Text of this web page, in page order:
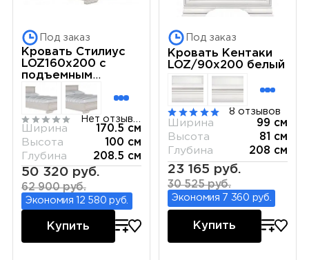
Под заказ
Кровать Стилиус
LOZ160х200 с
подъемным
механизмом
(Лиственница
сибирская)
Ширина
170.5 см
Высота
100 см
Глубина
208.5 см
50 320 руб.
62 900 руб.
Экономия 12 580 руб.
Купить
Под заказ
Кровать Кентаки
LOZ/90x200 белый
8 отзывов
Ширина
99 см
Высота
81 см
Глубина
208 см
23 165 руб.
30 525 руб.
Экономия 7 360 руб.
Купить